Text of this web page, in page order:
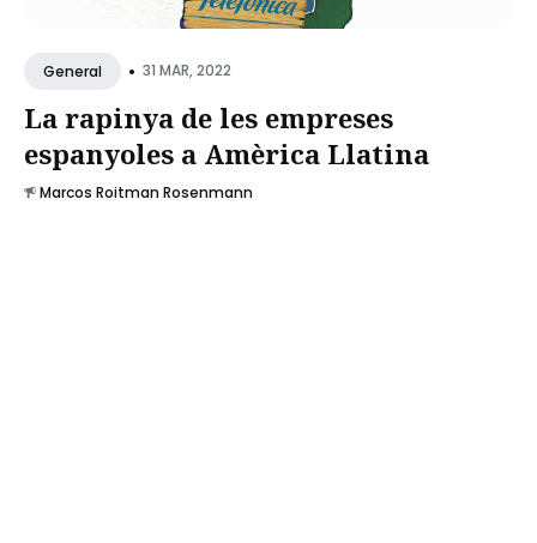
General • 31 MAR, 2022
La rapinya de les empreses
espanyoles a Amèrica Llatina
Marcos Roitman Rosenmann